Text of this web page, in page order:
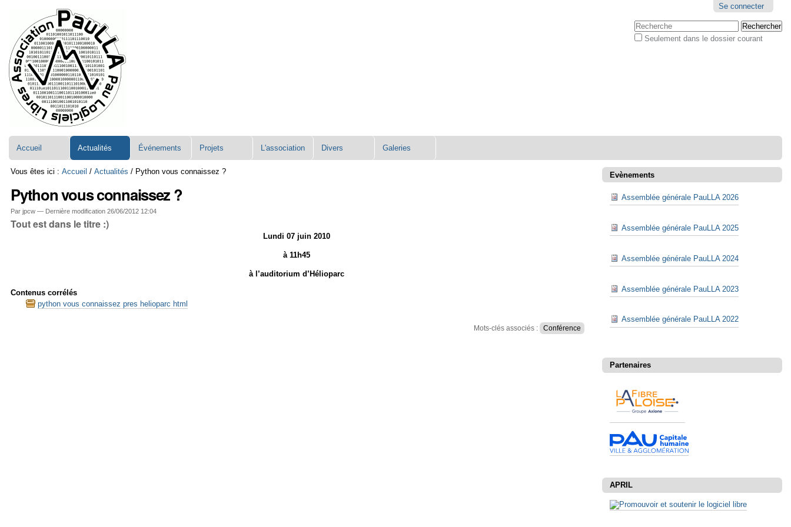
contenu.
Aller
à
la
navigation
personnels
Se connecter
Chercher par
Seulement dans le dossier courant
Accueil Actualités Événements Projets L'association Divers Galeries
Vous êtes ici : Accueil /Actualités / Python vous connaissez ?
Python vous connaissez ?
Par jpcw — Dernière modification 26/06/2012 12:04
Tout est dans le titre :)
Lundi 07 juin 2010
à 11h45
à l’auditorium d’Hélioparc
Contenus corrélés
python vous connaissez pres helioparc html
Mots-clés associés : Conférence
Evènements
Assemblée générale PauLLA 2026
Assemblée générale PauLLA 2025
Assemblée générale PauLLA 2024
Assemblée générale PauLLA 2023
Assemblée générale PauLLA 2022
Partenaires
APRIL